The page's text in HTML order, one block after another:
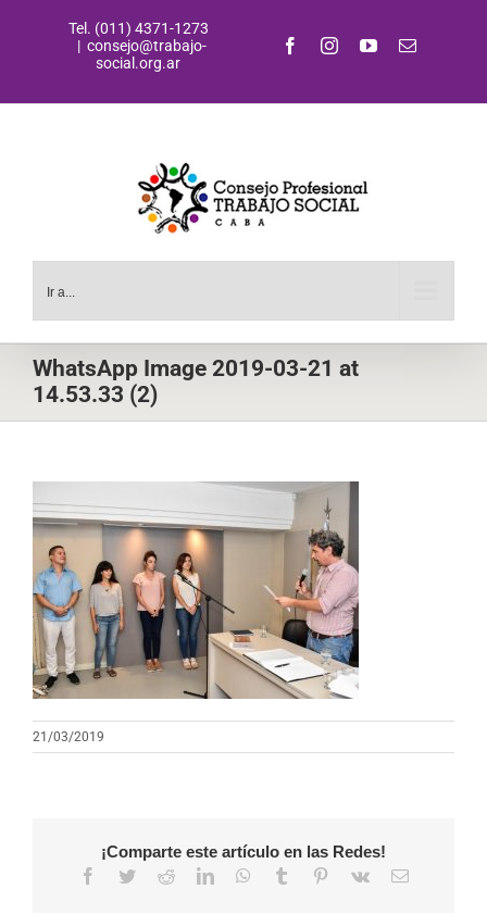
Tel. (011) 4371-1273
| consejo@trabajo-
social.org.ar
FacebookInstagramYouTubeCorreo
Ir a...
WhatsApp Image 2019-03-21 at
14.53.33 (2)
21/03/2019
¡Comparte este artículo en las Redes!
Facebook
TwitterRedditLinkedInWhatsApp
Tumblr Pinterest
Vk
Correo